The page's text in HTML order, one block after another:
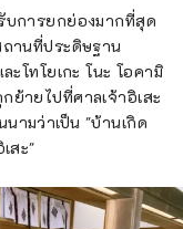
นิดของญี่ปุ่นที่ดำรง
องทะเล
บการยกย่องมากที่สุด
ถานที่ประดิษฐาน
ะโทโยเกะ โนะ โอคามิ
ย้ายไปที่ศาลเจ้าอิเสะ
ามว่าเป็น "บ้านเกิด
สะ"